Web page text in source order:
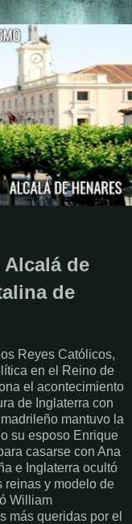
de
de
Reyes Católicos,
en el Reino de
el acontecimiento
de Inglaterra con
mantuvo la
su esposo Enrique
casarse con Ana
e Inglaterra ocultó
reinas y modelo de
William
más queridas por el